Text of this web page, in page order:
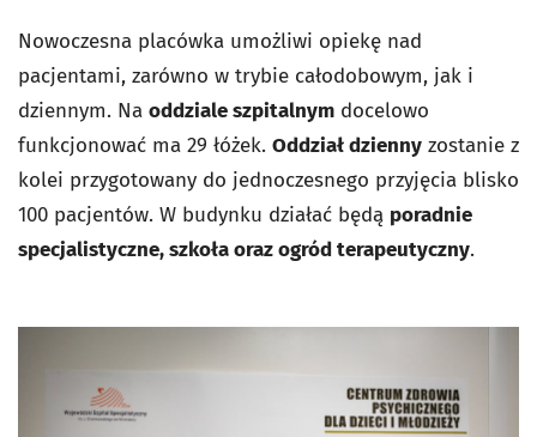
Nowoczesna placówka umożliwi opiekę nad
pacjentami, zarówno w trybie całodobowym, jak i
dziennym. Na oddziale szpitalnym docelowo
funkcjonować ma 29 łóżek. Oddział dzienny zostanie z
kolei przygotowany do jednoczesnego przyjęcia blisko
100 pacjentów. W budynku działać będą poradnie
specjalistyczne, szkoła oraz ogród terapeutyczny.